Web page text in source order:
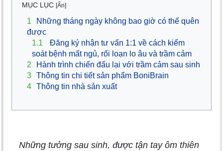
MỤC LỤC [Ẩn]
1
Những tháng ngày không bao giờ có thể quên
được
1.1
Đăng ký nhận tư vấn 1:1 về cách kiểm
soát bệnh mất ngủ, rối loạn lo âu và trầm cảm
2
Hành trình chiến đấu lại với trầm cảm sau sinh
3 Thông tin chi tiết sản phẩm BoniBrain
4 Thông tin nhà sản xuất
Những tưởng sau sinh, được tận tay ôm thiên